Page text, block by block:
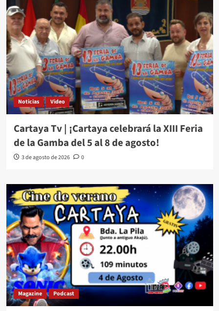
Noticias Video
Cartaya Tv | ¡Cartaya celebrará la XIII Feria
de la Gamba del 5 al 8 de agosto!
3 de agosto de 2026 0
Magazine Podcast